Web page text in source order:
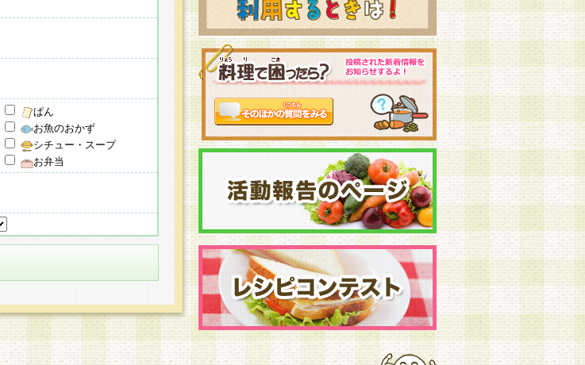
ぱん
お魚のおかず
シチュー・スープ
お弁当